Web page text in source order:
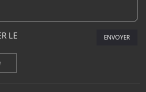
LE
ENVOYER